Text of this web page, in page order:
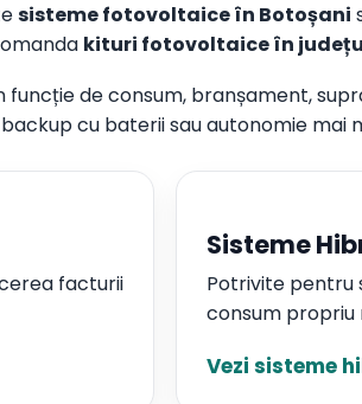
sisteme fotovoltaice în Botoșani
kituri fotovoltaice în
de consum, branșament,
cu baterii sau autonomie mai
facturii
Sisteme
Potrivite pentru
consum propriu
Vezi sisteme